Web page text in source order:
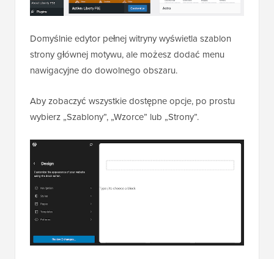
Domyślnie edytor pełnej witryny wyświetla szablon
strony głównej motywu, ale możesz dodać menu
nawigacyjne do dowolnego obszaru.
Aby zobaczyć wszystkie dostępne opcje, po prostu
wybierz „Szablony”, „Wzorce” lub „Strony”.